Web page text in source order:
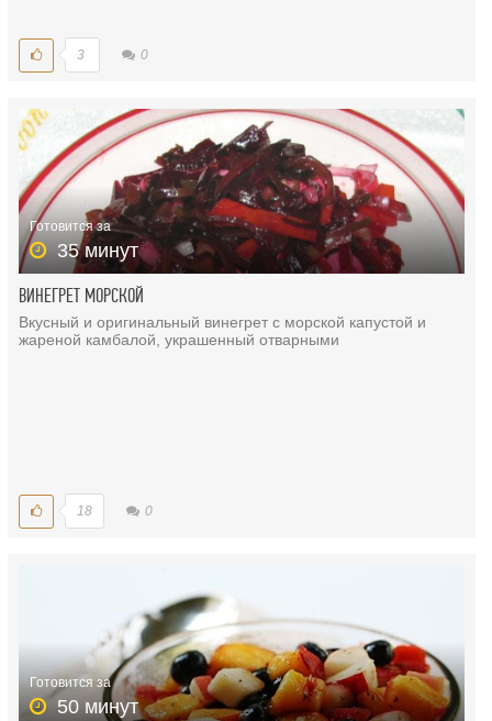
3 0
Готовится за
35 минут
ВИНЕГРЕТ МОРСКОЙ
Вкусный и оригинальный винегрет с морской капустой и
жареной камбалой, украшенный отварными
18 0
Готовится за
50 минут